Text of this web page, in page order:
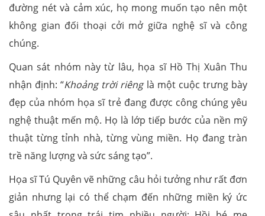
đường nét và cảm xúc, họ mong muốn tạo nên một
không gian đối thoại cởi mở giữa nghệ sĩ và công
chúng.
Quan sát nhóm này từ lâu, họa sĩ Hồ Thị Xuân Thu
nhận định: “Khoảng trời riênglà một cuộc trưng bày
đẹp của nhóm họa sĩ trẻ đang được công chúng yêu
nghệ thuật mến mộ. Họ là lớp tiếp bước của nền mỹ
thuật từng tỉnh nhà, từng vùng miền. Họ đang tràn
trề năng lượng và sức sáng tạo”.
Họa sĩ Tú Quyên vẽ những câu hỏi tưởng như rất đơn
giản nhưng lại có thể chạm đến những miền ký ức